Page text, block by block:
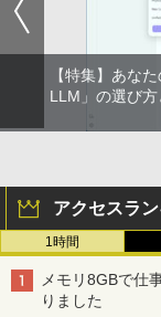
4
4
5
【特集】あな
LLM」の選び
アクセスラ
1時間
メモリ8GBで仕
りました